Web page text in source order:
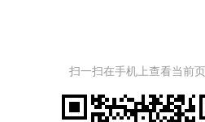
扫一扫在手机上查看当前